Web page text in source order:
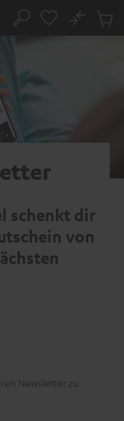
Suche
No
schenkt dir
von
Newsletter zu